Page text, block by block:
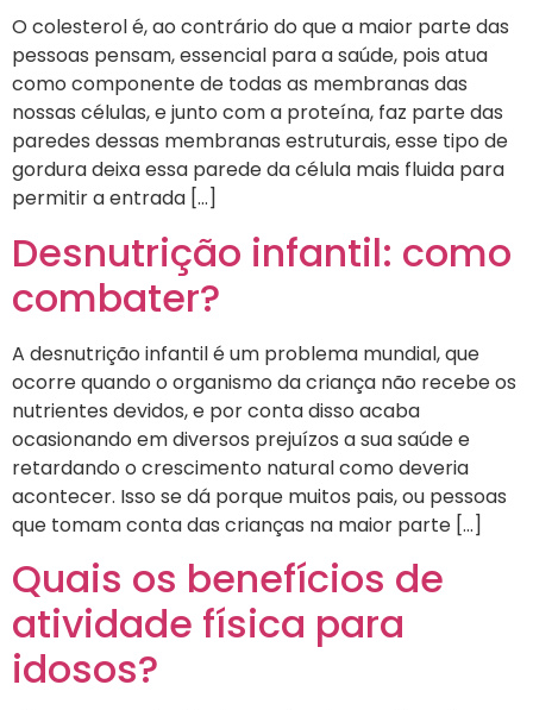
O colesterol é, ao contrário do que a maior parte das
pessoas pensam, essencial para a saúde, pois atua
como componente de todas as membranas das
nossas células, e junto com a proteína, faz parte das
paredes dessas membranas estruturais, esse tipo de
gordura deixa essa parede da célula mais fluida para
permitir a entrada […]
Desnutrição infantil: como
combater?
A desnutrição infantil é um problema mundial, que
ocorre quando o organismo da criança não recebe os
nutrientes devidos, e por conta disso acaba
ocasionando em diversos prejuízos a sua saúde e
retardando o crescimento natural como deveria
acontecer. Isso se dá porque muitos pais, ou pessoas
que tomam conta das crianças na maior parte […]
Quais os benefícios de
atividade física para
idosos?